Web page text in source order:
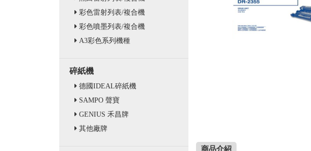
彩色雷射列表/複合機
彩色噴墨列表/複合機
A3彩色系列機種
碎紙機
德國IDEAL碎紙機
SAMPO 聲寶
GENIUS 禾昌牌
其他廠牌
商品介紹